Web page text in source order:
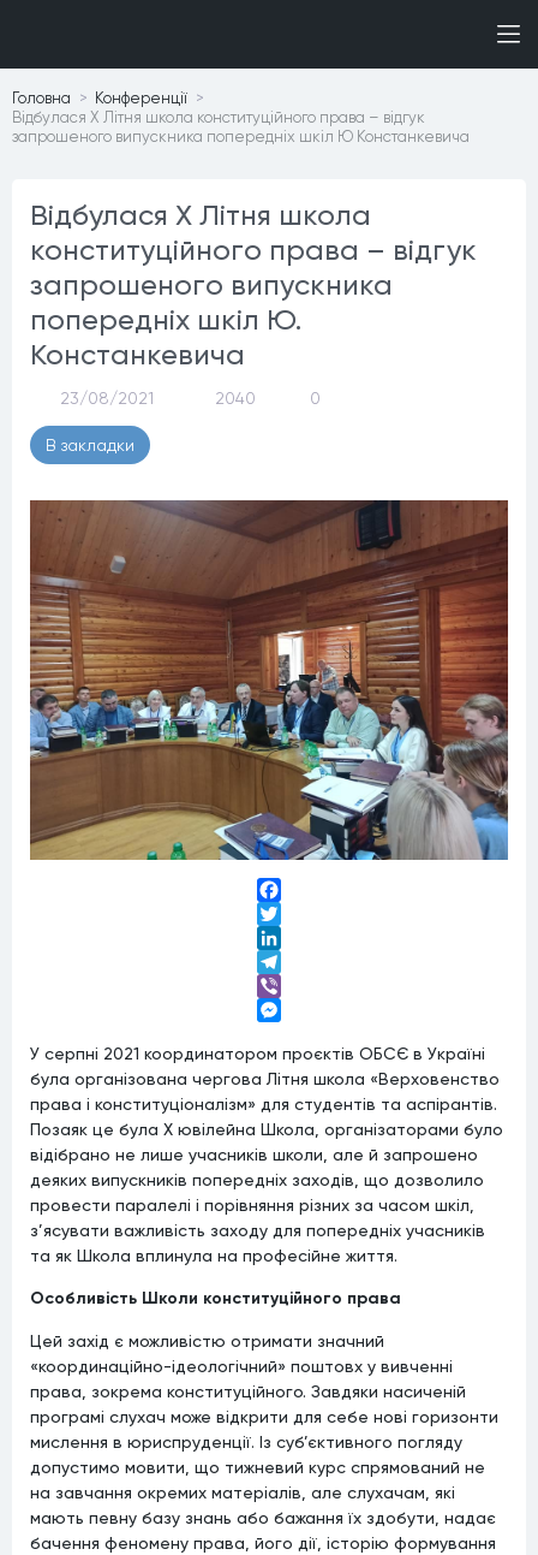
Головна
Конференцiї
Відбулася Х Літня школа конституційного права – відгук
запрошеного випускника попередніх шкіл Ю Констанкевича
Відбулася Х Літня школа
конституційного права – відгук
запрошеного випускника
попередніх шкіл Ю.
Констанкевича
23/08/2021 2040 0
В закладки
Facebook
Twitter
LinkedIn
Telegram
Viber
У серпні 2021 координатором проєктів ОБСЄ в Україні
була організована чергова Літня школа «Верховенство
права і конституціоналізм» для студентів та аспірантів.
Позаяк це була Х ювілейна Школа, організаторами було
відібрано не лише учасників школи, але й запрошено
деяких випускників попередніх заходів, що дозволило
провести паралелі і порівняння різних за часом шкіл,
з’ясувати важливість заходу для попередніх учасників
та як Школа вплинула на професійне життя.
Особливість Школи конституційного права
Цей захід є можливістю отримати значний
«координаційно-ідеологічний» поштовх у вивченні
права, зокрема конституційного. Завдяки насиченій
програмі слухач може відкрити для себе нові горизонти
мислення в юриспруденції. Із суб’єктивного погляду
допустимо мовити, що тижневий курс спрямований не
на завчання окремих матеріалів, але слухачам, які
мають певну базу знань або бажання їх здобути, надає
бачення феномену права, його дії, історію формування